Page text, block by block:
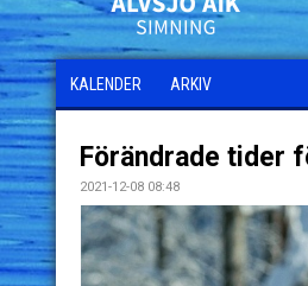
KALENDER ARKIV
Förändrade tider
2021-12-08 08:48